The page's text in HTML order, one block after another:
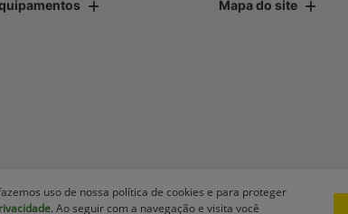
Mapa do site
uso de nossa política de cookies e para proteger
. Ao seguir com a navegação e visita você